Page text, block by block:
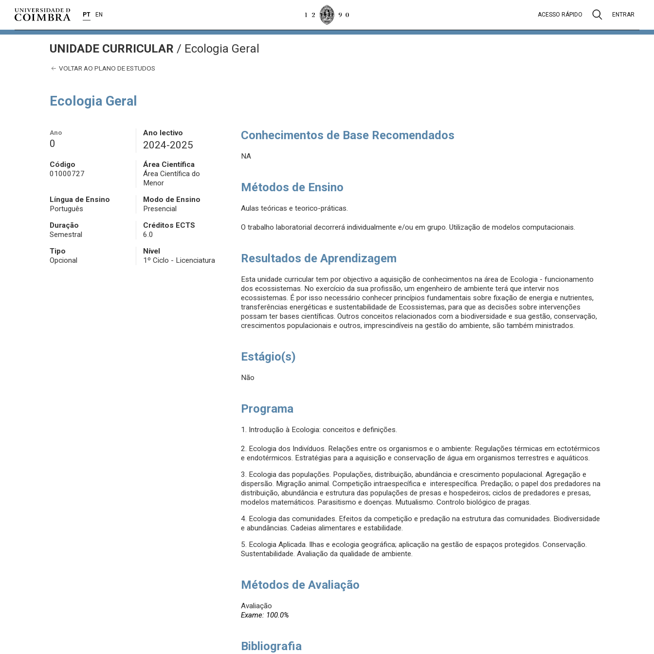
PT EN ACESSO RÁPIDO ENTRAR
UNIDADE CURRICULAR / Ecologia Geral
VOLTAR AO PLANO DE ESTUDOS
Ecologia Geral
Ano
0
Ano lectivo
2024-2025
Código
01000727
Área Científica
Área Científica do
Menor
Língua de Ensino
Português
Modo de Ensino
Presencial
Duração
Semestral
Créditos ECTS
6.0
Tipo
Opcional
Nível
1º Ciclo - Licenciatura
Conhecimentos de Base Recomendados
NA
Métodos de Ensino
Aulas teóricas e teorico-práticas.
O trabalho laboratorial decorrerá individualmente e/ou em grupo. Utilização de modelos computacionais.
Resultados de Aprendizagem
Esta unidade curricular tem por objectivo a aquisição de conhecimentos na área de Ecologia - funcionamento
dos ecossistemas. No exercício da sua profissão, um engenheiro de ambiente terá que intervir nos
ecossistemas. É por isso necessário conhecer princípios fundamentais sobre fixação de energia e nutrientes,
transferências energéticas e sustentabilidade de Ecossistemas, para que as decisões sobre intervenções
possam ter bases científicas. Outros conceitos relacionados com a biodiversidade e sua gestão, conservação,
crescimentos populacionais e outros, imprescindíveis na gestão do ambiente, são também ministrados.
Estágio(s)
Não
Programa
1. Introdução à Ecologia: conceitos e definições.
2. Ecologia dos Indivíduos. Relações entre os organismos e o ambiente: Regulações térmicas em ectotérmicos
e endotérmicos. Estratégias para a aquisição e conservação de água em organismos terrestres e aquáticos.
3. Ecologia das populações. Populações, distribuição, abundância e crescimento populacional. Agregação e
dispersão. Migração animal. Competição intraespecífica e interespecífica. Predação; o papel dos predadores na
distribuição, abundância e estrutura das populações de presas e hospedeiros; ciclos de predadores e presas,
modelos matemáticos. Parasitismo e doenças. Mutualismo. Controlo biológico de pragas.
4. Ecologia das comunidades. Efeitos da competição e predação na estrutura das comunidades. Biodiversidade
e abundâncias. Cadeias alimentares e estabilidade.
5. Ecologia Aplicada. Ilhas e ecologia geográfica; aplicação na gestão de espaços protegidos. Conservação.
Sustentabilidade. Avaliação da qualidade de ambiente.
Métodos de Avaliação
Avaliação
Exame: 100.0%
Bibliografia